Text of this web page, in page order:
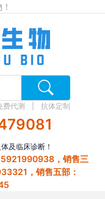
费代测 抗体定制
及临床诊断！
，销售三
，销售五部：